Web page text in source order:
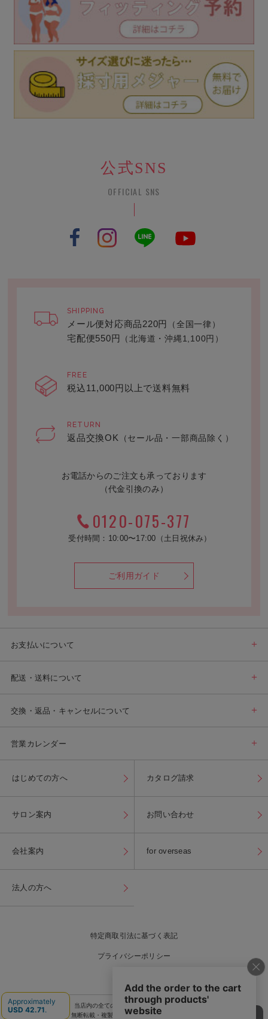
公式SNS
OFFICIAL SNS
SHIPPING
メール便対応商品220円 （全国一律）
宅配便550円 （北海道・沖縄1,100円）
FREE
税込11,000円以上で送料無料
RETURN
返品交換OK （セール品・一部商品除く）
お電話からのご注文も承っております
（代金引換のみ）
0120-075-377
受付時間：10:00〜17:00（土日祝休み）
ご利用ガイド
お支払いについて
配送・送料について
交換・返品・キャンセルについて
営業カレンダー
はじめての方へ カタログ請求
サロン案内 お問い合わせ
会社案内 for overseas
法人の方へ
特定商取引法に基づく表記
プライバシーポリシー
当店内の全ての写真・画像・商品情報などの
無断転載・複製・流用を固くお断り致します。